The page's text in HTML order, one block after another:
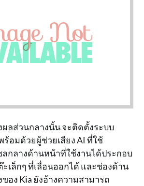
ลส่วนกลางนั้น จะติดตั้งระบบ
ร้อมด้วยผู้ช่วยเสียง AI ที่ใช้
ลกลางด้านหน้าที่ใช้งานได้ประกอบ
เล็กๆ ที่เลื่อนออกได้ และช่องด้าน
อง Kia ยังอ้างความสามารถ